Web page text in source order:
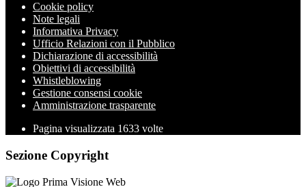
Cookie policy
Note legali
Informativa Privacy
Ufficio Relazioni con il Pubblico
Dichiarazione di accessibilità
Obiettivi di accessibilità
Whistleblowing
Gestione consensi cookie
Amministrazione trasparente
Pagina visualizzata 1633 volte
Sezione Copyright